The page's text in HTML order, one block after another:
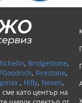
, Bridgestone,
, Firestone,
, Hifly, Nexen,
като център на